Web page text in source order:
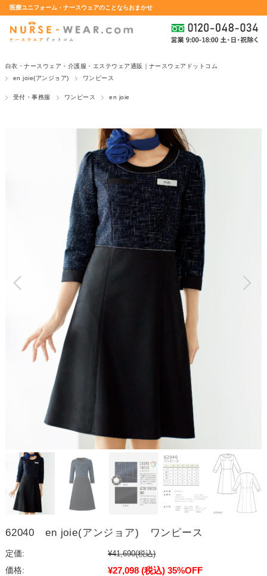
医療ユニフォーム・ナースウェアのことならおまかせ
白衣・ナースウェア・介護服・エステウェア通販｜ナースウェアドットコム
en joie(アンジョア)
ワンピース
受付・事務服 ワンピース en joie
62040 en joie(アンジョア) ワンピース
定価: ¥41,690(税込)
価格:
¥27,098 (税込) 35%OFF